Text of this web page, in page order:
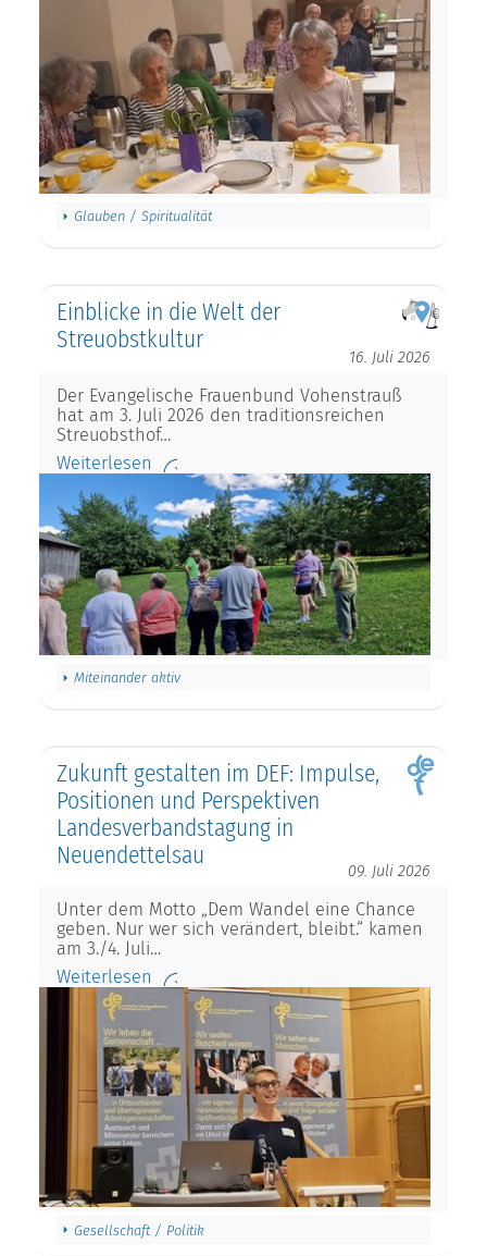
Glauben / Spiritualität
Einblicke in die Welt der
Streuobstkultur
16. Juli 2026
Der Evangelische Frauenbund Vohenstrauß
hat am 3. Juli 2026 den traditionsreichen
Streuobsthof…
Weiterlesen
Miteinander aktiv
Zukunft gestalten im DEF: Impulse,
Positionen und Perspektiven
Landesverbandstagung in
Neuendettelsau
09. Juli 2026
Unter dem Motto „Dem Wandel eine Chance
geben. Nur wer sich verändert, bleibt.“ kamen
am 3./4. Juli…
Weiterlesen
Gesellschaft / Politik